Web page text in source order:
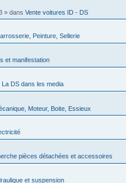
» dans Vente voitures ID - DS
Peinture, Sellerie
et manifestation
La DS dans les media
Moteur, Boite, Essieux
pièces détachées et accessoires
et suspension